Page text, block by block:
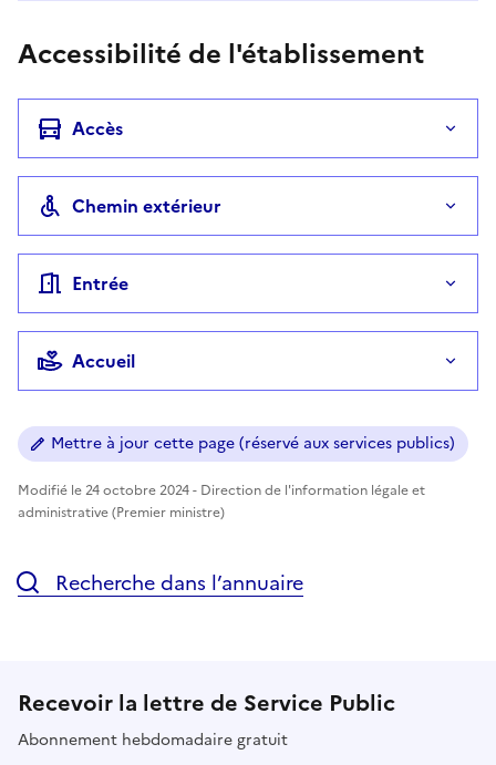
Accessibilité de l'établissement
Accès
Chemin extérieur
Entrée
Accueil
Mettre à jour cette page (réservé aux services publics)
Modifié le 24 octobre 2024 - Direction de l'information légale et
administrative (Premier ministre)
Recherche dans l’annuaire
Recevoir la lettre de Service Public
Abonnement hebdomadaire gratuit